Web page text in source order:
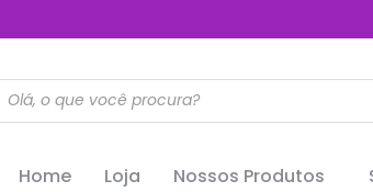
Home Loja Nossos Produtos